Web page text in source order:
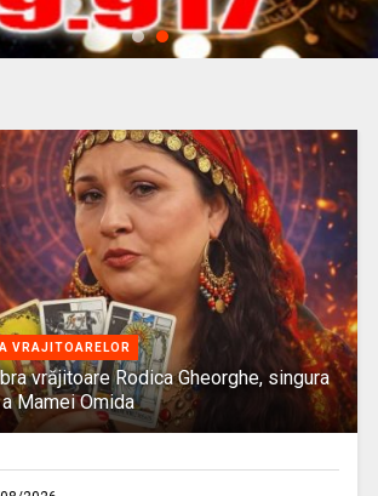
VRAJITOARELOR
vrăjitoare Rodica Gheorghe, singura
Mamei Omida